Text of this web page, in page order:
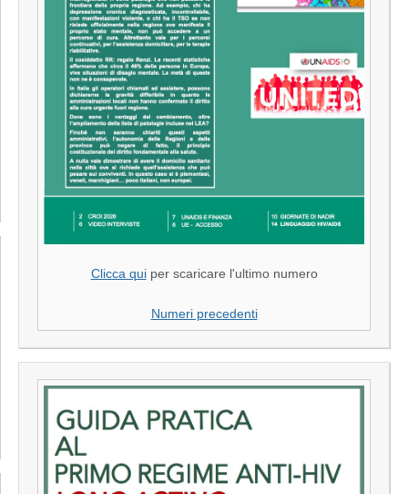
Clicca quiper scaricare l'ultimo numero
Numeri precedenti